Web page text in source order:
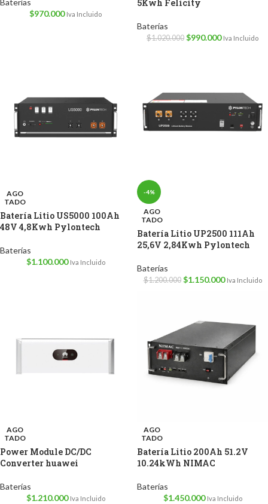
Baterías
$970.000 Iva Incluido
5Kwh Felicity
Baterías
$1.020.000 $990.000 Iva Incluido
AGO
TADO
Batería Litio US5000 100Ah
48V 4,8Kwh Pylontech
Baterías
$1.100.000 Iva Incluido
-4%
AGO
TADO
Batería Litio UP2500 111Ah
25,6V 2,84Kwh Pylontech
Baterías
$1.200.000 $1.150.000 Iva Incluido
AGO
TADO
Power Module DC/DC
Converter huawei
Baterías
$1.210.000 Iva Incluido
AGO
TADO
Batería Litio 200Ah 51.2V
10.24kWh NIMAC
Baterías
$1.450.000 Iva Incluido